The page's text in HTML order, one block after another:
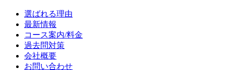
選ばれる理由
最新情報
コース案内/料金
過去問対策
会社概要
お問い合わせ